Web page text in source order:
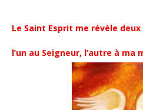
Le Saint Esprit me révèle
l’un au Seigneur, l’autre à ma